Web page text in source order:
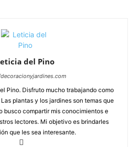
del Pino
Pino. Disfruto mucho trabajando como
plantas y los jardines son temas que
busco compartir mis conocimientos e
lectores. Mi objetivo es brindarles
que les sea interesante.